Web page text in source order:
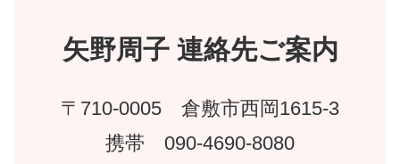
矢野周子 連絡先ご案内
〒710-0005 倉敷市西岡1615-3
携帯 090-4690-8080